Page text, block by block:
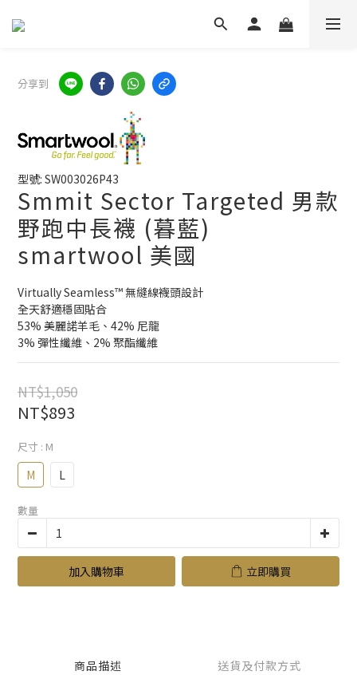
分享到
型號: SW003026P43
Smmit Sector Targeted 男款
野跑中長襪 (暮藍)
smartwool 美國
Virtually Seamless™ 無縫線襪頭設計
全天舒適穩固貼合
53% 美麗諾羊毛、42% 尼龍
3% 彈性纖維、2% 聚酯纖維
NT$1,050
NT$893
尺寸 : M
M L
數量
加入購物車 立即購買
商品描述 送貨及付款方式